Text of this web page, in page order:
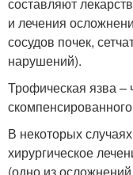
и лечения
сосудов почек,
нарушений).
Трофическая язва –
В некоторых
хирургическое
(одно из